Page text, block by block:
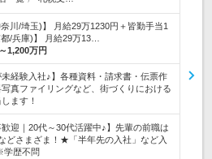
奈川/埼玉)】 月給29万1230円＋皆勤手当1
/兵庫)】 月給29万13…
1,200万円
未経験入社♪】各種資料・請求書・伝票作
真ファイリングなど、街づくりにおける
ます！
歓迎｜20代～30代活躍中♪】先輩の前職は
どさまざま！★「半年先の入社」など入
学歴不問